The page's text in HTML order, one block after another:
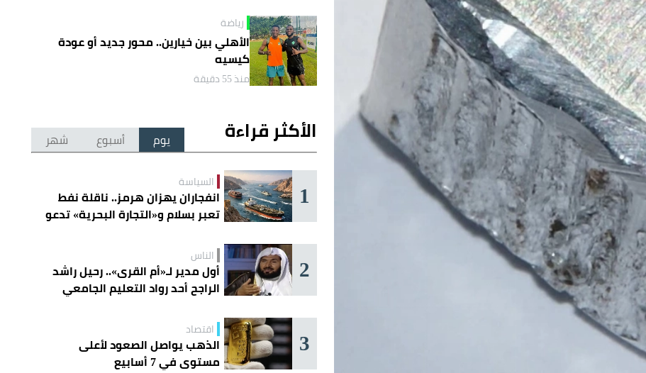
رياضة
الأهلي بين خيارين.. محور جديد أو عودة
كيسيه
منذ 55 دقيقة
الأكثر قراءة يوم أسبوع شهر
1 السياسة
انفجاران يهزان هرمز.. ناقلة نفط
تعبر بسلام و«التجارة البحرية» تدعو
2 الناس
أول مدير لـ«أم القرى».. رحيل راشد
الراجح أحد رواد التعليم الجامعي
3 اقتصاد
الذهب يواصل الصعود لأعلى
مستوى في 7 أسابيع